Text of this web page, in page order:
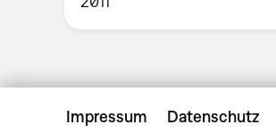
Impressum Datenschutz